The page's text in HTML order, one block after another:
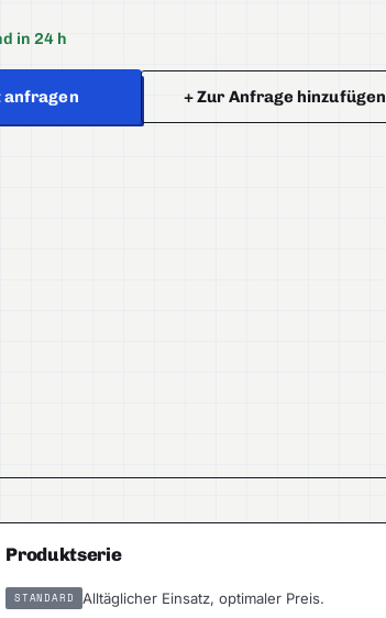
in 24 h
anfragen + Zur Anfrage hinzufügen
Produktserie
STANDARD Alltäglicher Einsatz, optimaler Preis.